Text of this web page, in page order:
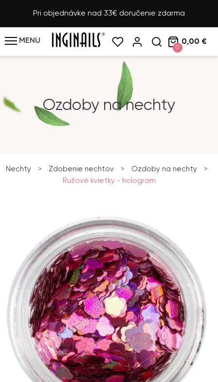
Pri objednávke nad 33€ doručenie zdarma
MENU
0
0,00 €
Ozdoby na nechty
Nechty > Zdobenie nechtov > Ozdoby na nechty
>
Ružové kvietky - hologram